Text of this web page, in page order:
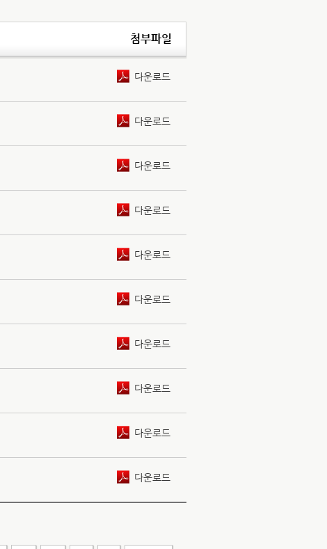
첨부파일
다운로드
다운로드
다운로드
다운로드
다운로드
다운로드
다운로드
다운로드
다운로드
다운로드